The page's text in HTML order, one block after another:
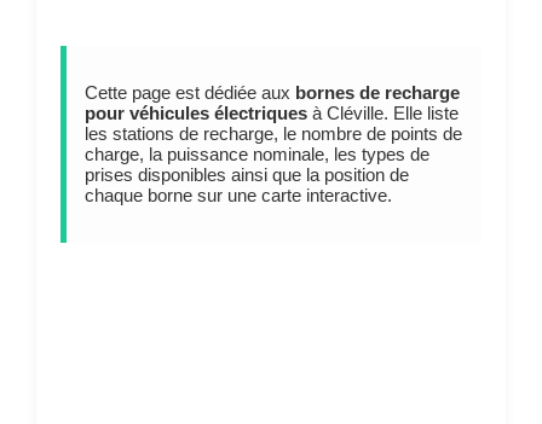
Cette page est dédiée aux bornes de recharge
pour véhicules électriquesà Cléville. Elle liste
les stations de recharge, le nombre de points de
charge, la puissance nominale, les types de
prises disponibles ainsi que la position de
chaque borne sur une carte interactive.